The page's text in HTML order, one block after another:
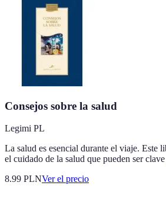
Consejos sobre la salud
Legimi PL
La salud es esencial durante el viaje. Este
el cuidado de la salud que pueden ser
8.99 PLNVer el precio